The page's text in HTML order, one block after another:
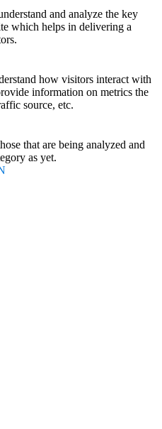
and analyze the key
which helps in delivering a
how visitors interact with
information on metrics the
source, etc.
that are being analyzed and
as yet.